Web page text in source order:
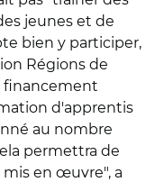
jeunes et de
bien y participer,
Régions de
financement
d'apprentis
au nombre
permettra de
en œuvre", a